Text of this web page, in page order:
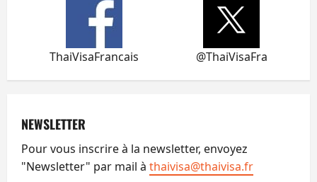
ThaiVisaFrancais @ThaiVisaFra
NEWSLETTER
Pour vous inscrire à la newsletter, envoyez
"Newsletter" par mail à thaivisa@thaivisa.fr